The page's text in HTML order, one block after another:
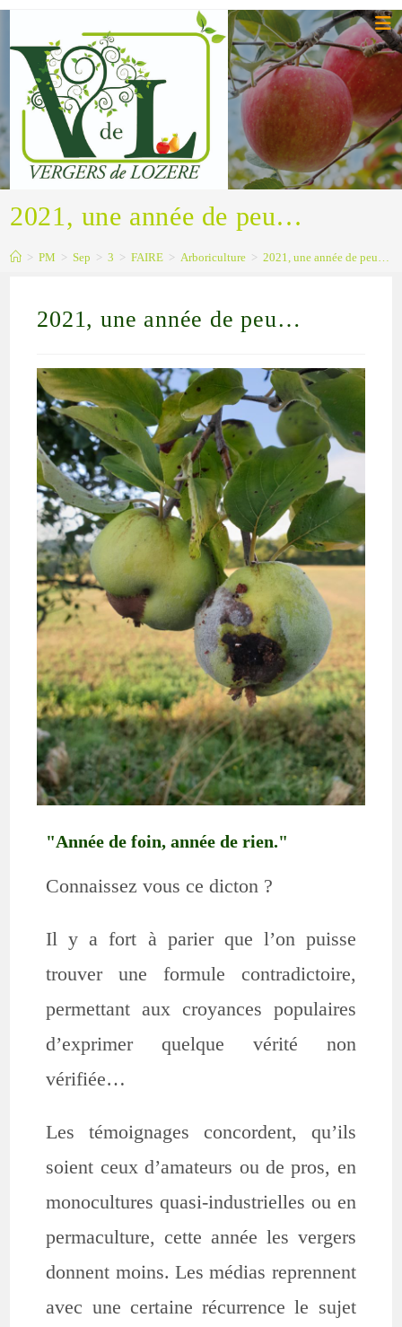
2021, une année de peu…
> PM > Sep > 3 > FAIRE > Arboriculture > 2021, une année de peu…
2021, une année de peu…
"Année de foin, année de rien."
Connaissez vous ce dicton ?
Il y a fort à parier que l’on puisse
trouver une formule contradictoire,
permettant aux croyances populaires
d’exprimer quelque vérité non
vérifiée…
Les témoignages concordent, qu’ils
soient ceux d’amateurs ou de pros, en
monocultures quasi-industrielles ou en
permaculture, cette année les vergers
donnent moins. Les médias reprennent
avec une certaine récurrence le sujet